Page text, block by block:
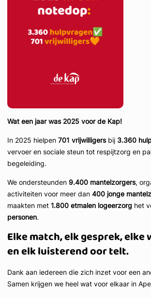
Wat een jaar was 2025 voor de Kap!
In 2025 hielpen 701 vrijwilligersbij 3.360
vervoer en sociale steun tot respijtzorg en
begeleiding.
We ondersteunden 9.400 mantelzorgers,
activiteiten voor meer dan 400 jonge
maakten met 1.800 etmalen logeerzorg het
personen.
Elke match, elk gesprek, elke
en elk luisterend oor telt.
Dank aan iedereen die zich inzet voor een
Samen krijgen we heel wat voor elkaar in